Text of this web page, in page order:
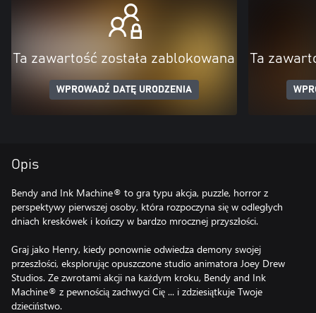
Ta zawartość została zablokowana
WPROWADŹ DATĘ URODZENIA
Ta
Opis
Bendy and Ink Machine® to gra typu akcja, puzzle, horror z
perspektywy pierwszej osoby, która rozpoczyna się w odległych
dniach kreskówek i kończy w bardzo mrocznej przyszłości.
Graj jako Henry, kiedy ponownie odwiedza demony swojej
przeszłości, eksplorując opuszczone studio animatora Joey Drew
Studios. Ze zwrotami akcji na każdym kroku, Bendy and Ink
Machine® z pewnością zachwyci Cię ... i zdziesiątkuje Twoje
dzieciństwo.